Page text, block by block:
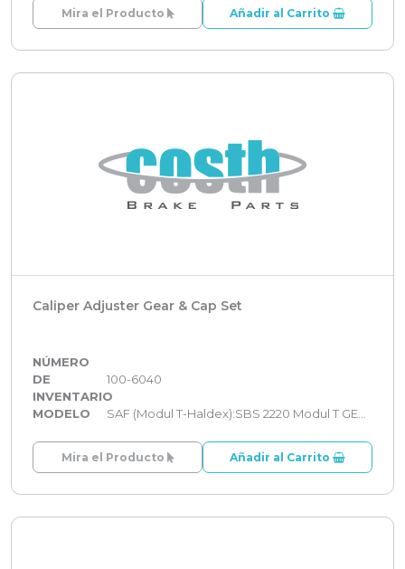
Mira el Producto Añadir al Carrito
Caliper Adjuster Gear & Cap Set
NÚMERO
DE
INVENTARIO
100-6040
MODELO
Mira el Producto Añadir al Carrito